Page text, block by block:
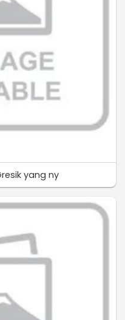
yang ny